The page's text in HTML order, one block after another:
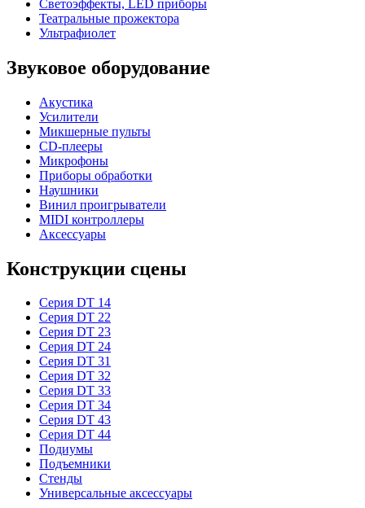
Светоэффекты, LED приборы
Театральные прожектора
Ультрафиолет
Звуковое оборудование
Акустика
Усилители
Микшерные пульты
CD-плееры
Микрофоны
Приборы обработки
Наушники
Винил проигрыватели
MIDI контроллеры
Аксессуары
Конструкции сцены
Серия DT 14
Серия DT 22
Серия DT 23
Серия DT 24
Серия DT 31
Серия DT 32
Серия DT 33
Серия DT 34
Серия DT 43
Серия DT 44
Подиумы
Подъемники
Стенды
Универсальные аксессуары